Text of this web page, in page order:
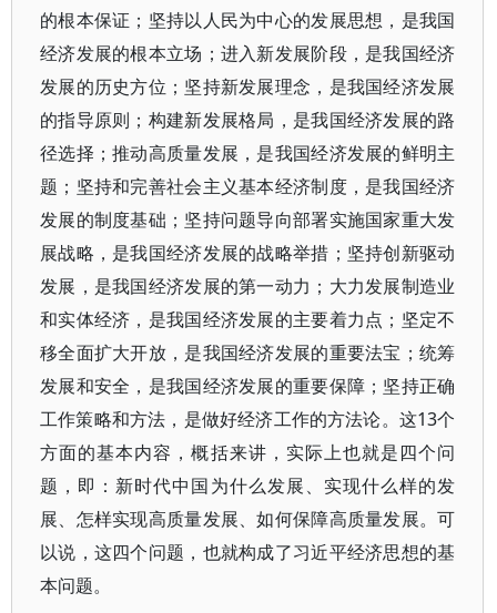
的根本保证；坚持以人民为中心的发展思想，是我国
经济发展的根本立场；进入新发展阶段，是我国经济
发展的历史方位；坚持新发展理念，是我国经济发展
的指导原则；构建新发展格局，是我国经济发展的路
径选择；推动高质量发展，是我国经济发展的鲜明主
题；坚持和完善社会主义基本经济制度，是我国经济
发展的制度基础；坚持问题导向部署实施国家重大发
展战略，是我国经济发展的战略举措；坚持创新驱动
发展，是我国经济发展的第一动力；大力发展制造业
和实体经济，是我国经济发展的主要着力点；坚定不
移全面扩大开放，是我国经济发展的重要法宝；统筹
发展和安全，是我国经济发展的重要保障；坚持正确
工作策略和方法，是做好经济工作的方法论。这13个
方面的基本内容，概括来讲，实际上也就是四个问
题，即：新时代中国为什么发展、实现什么样的发
展、怎样实现高质量发展、如何保障高质量发展。可
以说，这四个问题，也就构成了习近平经济思想的基
本问题。